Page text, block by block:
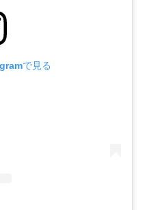
で見る